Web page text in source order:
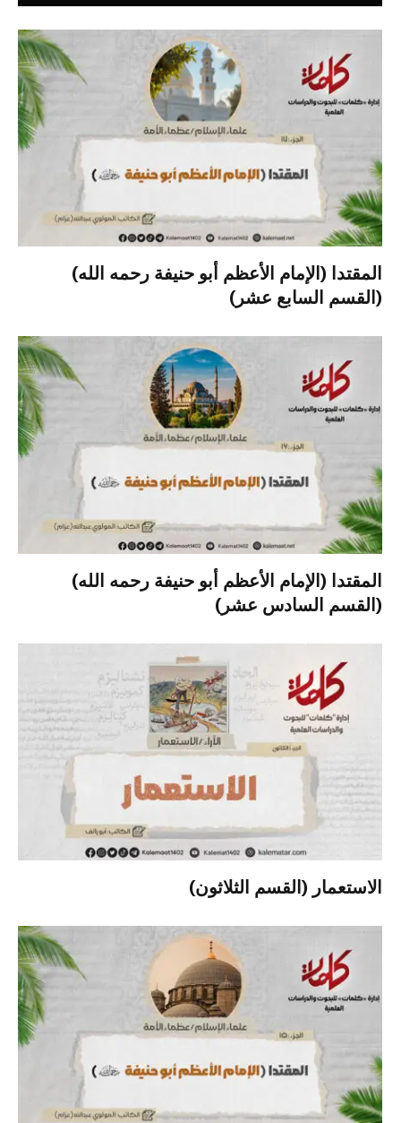
المقتدا (الإمام الأعظم أبو حنيفة رحمه الله)
(القسم السابع عشر)
المقتدا (الإمام الأعظم أبو حنيفة رحمه الله)
(القسم السادس عشر)
الاستعمار (القسم الثلاثون)